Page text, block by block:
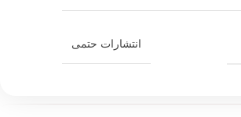
انتشارات حتمی